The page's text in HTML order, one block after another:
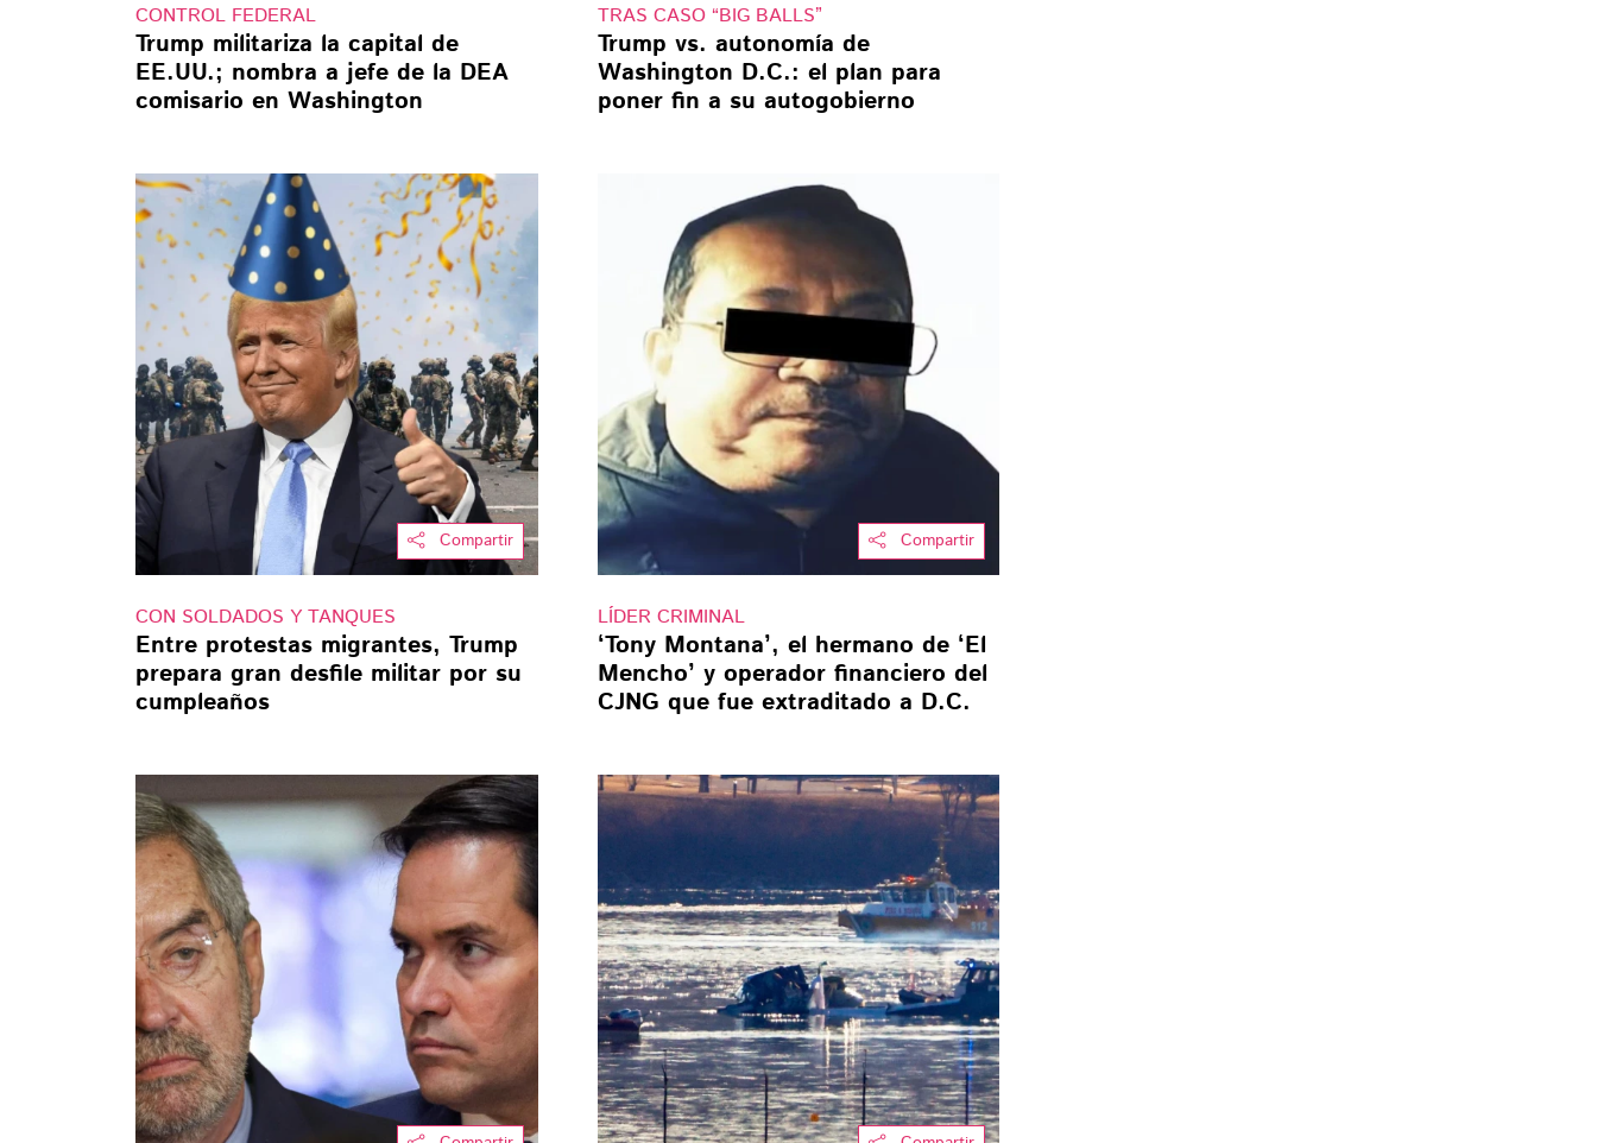
CONTROL FEDERAL
Trump militariza la capital de
EE.UU.; nombra a jefe de la DEA
comisario en Washington
TRAS CASO “BIG BALLS”
Trump vs. autonomía de
Washington D.C.: el plan para
poner fin a su autogobierno
Compartir
CON SOLDADOS Y TANQUES
Entre protestas migrantes, Trump
prepara gran desfile militar por su
cumpleaños
Compartir
LÍDER CRIMINAL
‘Tony Montana’, el hermano de ‘El
Mencho’ y operador financiero del
CJNG que fue extraditado a D.C.